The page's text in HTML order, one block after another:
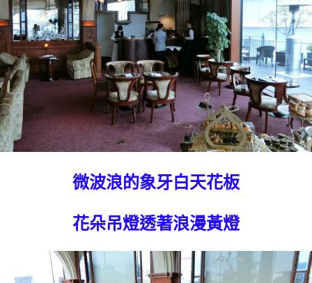
微波浪的象牙白天花板
花朵吊燈透著浪漫黃燈